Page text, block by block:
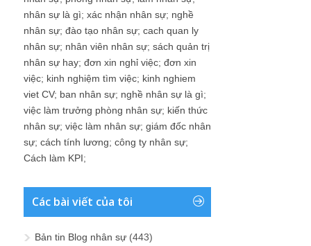
nhân sự là gì; xác nhận nhân sự; nghề
nhân sự; đào tạo nhân sự; cach quan ly
nhân sự; nhân viên nhân sự; sách quản trị
nhân sự hay; đơn xin nghỉ việc; đơn xin
việc; kinh nghiệm tìm việc; kinh nghiem
viet CV; ban nhân sự; nghề nhân sự là gì;
việc làm trưởng phòng nhân sự; kiến thức
nhân sự; việc làm nhân sự; giám đốc nhân
sự; cách tính lương; công ty nhân sự;
Cách làm KPI;
Các bài viết của tôi
Bản tin Blog nhân sự (443)